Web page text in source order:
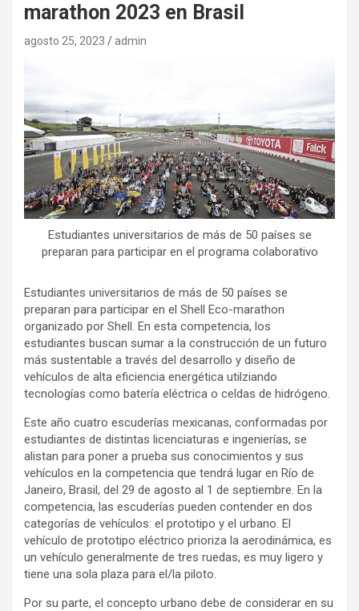
marathon 2023 en Brasil
agosto 25, 2023 admin
Estudiantes universitarios de más de 50 países se
preparan para participar en el programa colaborativo
Estudiantes universitarios de más de 50 países se
preparan para participar en el Shell Eco-marathon
organizado por Shell. En esta competencia, los
estudiantes buscan sumar a la construcción de un futuro
más sustentable a través del desarrollo y diseño de
vehículos de alta eficiencia energética utilziando
tecnologías como batería eléctrica o celdas de hidrógeno.
Este año cuatro escuderías mexicanas, conformadas por
estudiantes de distintas licenciaturas e ingenierías, se
alistan para poner a prueba sus conocimientos y sus
vehículos en la competencia que tendrá lugar en Río de
Janeiro, Brasil, del 29 de agosto al 1 de septiembre. En la
competencia, las escuderías pueden contender en dos
categorías de vehículos: el prototipo y el urbano. El
vehículo de prototipo eléctrico prioriza la aerodinámica, es
un vehículo generalmente de tres ruedas, es muy ligero y
tiene una sola plaza para el/la piloto.
Por su parte, el concepto urbano debe de considerar en su